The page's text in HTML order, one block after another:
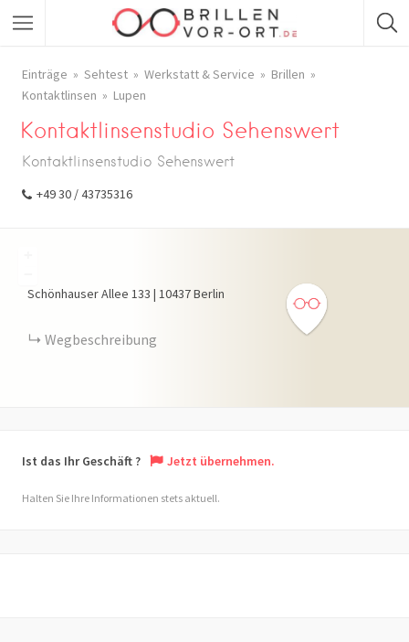
Einträge Sehtest Werkstatt & Service
Brillen
Kontaktlinsen
Lupen
Kontaktlinsenstudio Sehenswert
Kontaktlinsenstudio Sehenswert
+49 30 / 43735316
Schönhauser Allee 133 | 10437Berlin
Wegbeschreibung
Ist das Ihr Geschäft ? Jetzt übernehmen.
Halten Sie Ihre Informationen stets aktuell.